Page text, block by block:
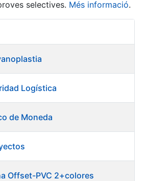
selectives. Més informació.
Accions
Logística
de Moneda
Offset-PVC 2+colores